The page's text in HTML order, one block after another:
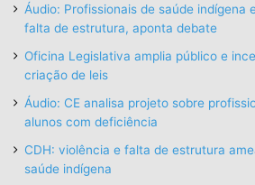
Áudio: Profissionais de saúde indígena
falta de estrutura, aponta debate
Oficina Legislativa amplia público e
criação de leis
Áudio: CE analisa projeto sobre
alunos com deficiência
CDH: violência e falta de estrutura
saúde indígena